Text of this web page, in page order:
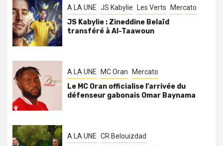
A LA UNE JS Kabylie Les Verts Mercato
JS Kabylie : Zineddine Belaïd
transféré à Al-Taawoun
A LA UNE MC Oran Mercato
Le MC Oran officialise l’arrivée du
défenseur gabonais Omar Baynama
A LA UNE CR Belouizdad